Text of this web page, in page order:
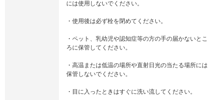
には使用しないでください。
・使用後は必ず栓を閉めてください。
・ペット、乳幼児や認知症等の方の手の届かないとこ
ろに保管してください。
・高温または低温の場所や直射日光の当たる場所には
保管しないでください。
・目に入ったときはすぐに洗い流してください。